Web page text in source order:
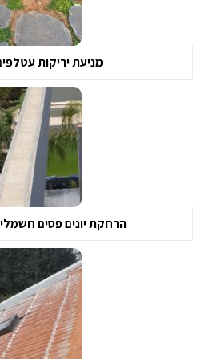
מניעת יריקות
הרחקת יונים פסים